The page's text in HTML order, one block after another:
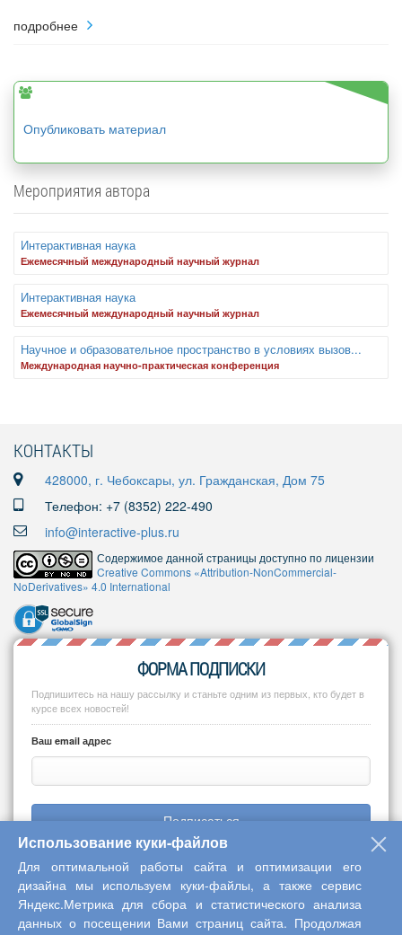
подробнее
Опубликовать материал
Мероприятия автора
Интерактивная наука
Ежемесячный международный научный журнал
Интерактивная наука
Ежемесячный международный научный журнал
Научное и образовательное пространство в условиях вызов...
Международная научно-практическая конференция
КОНТАКТЫ
428000, г. Чебоксары, ул. Гражданская, Дом 75
Телефон: +7 (8352) 222-490
info@interactive-plus.ru
Содержимое данной страницы доступно по лицензии
Creative Commons «Attribution-NonCommercial-
NoDerivatives» 4.0 International
ФОРМА ПОДПИСКИ
Подпишитесь на нашу рассылку и станьте одним из первых, кто будет в
курсе всех новостей!
Ваш email адрес
Подписаться
Copyright © 2013-2026 Центр научного сотрудничества «Интерактив
Использование куки-файлов
Для оптимальной работы сайта и оптимизации его
дизайна мы используем куки-файлы, а также сервис
Яндекс.Метрика для сбора и статистического анализа
данных о посещении Вами страниц сайта. Продолжая